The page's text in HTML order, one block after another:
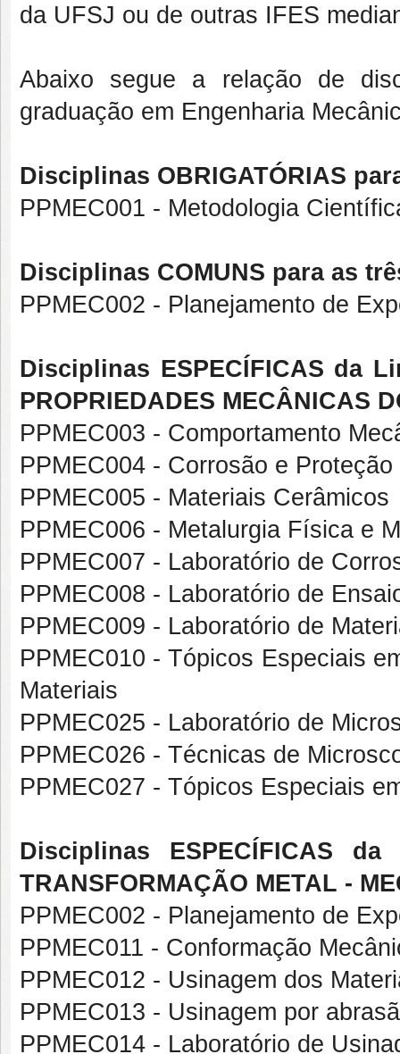
da UFSJ ou de outras IFES
Abaixo segue a relação de
graduação em Engenharia
Disciplinas OBRIGATÓRIAS
PPMEC001 - Metodologia
Disciplinas COMUNS para as
PPMEC002 - Planejamento de
Disciplinas ESPECÍFICAS da
PROPRIEDADES MECÂNICAS
PPMEC003 - Comportamento
PPMEC004 - Corrosão e
PPMEC005 - Materiais Cerâmicos
PPMEC006 - Metalurgia Física e
PPMEC007 - Laboratório de
PPMEC008 - Laboratório de
PPMEC009 - Laboratório de
PPMEC010 - Tópicos Especiais
Materiais
PPMEC025 - Laboratório de
PPMEC026 - Técnicas de
PPMEC027 - Tópicos Especiais
Disciplinas ESPECÍFICAS
TRANSFORMAÇÃO METAL -
PPMEC002 - Planejamento de
PPMEC011 - Conformação
PPMEC012 - Usinagem dos
PPMEC013 - Usinagem por
PPMEC014 - Laboratório de